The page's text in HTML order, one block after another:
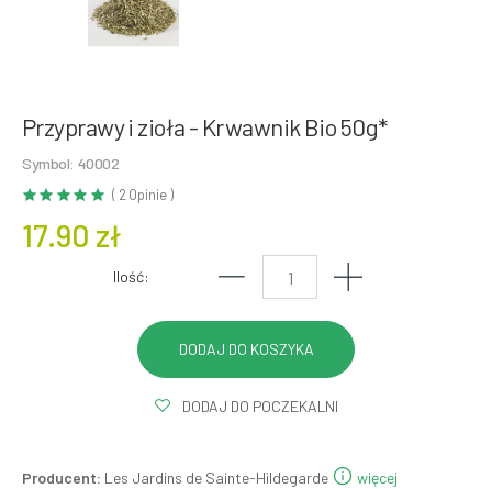
Przyprawy i zioła - Krwawnik Bio 50g*
Symbol: 40002
( 2 Opinie )
17.90 zł
Ilość:
DODAJ DO POCZEKALNI
Producent: Les Jardins de Sainte-Hildegarde
więcej